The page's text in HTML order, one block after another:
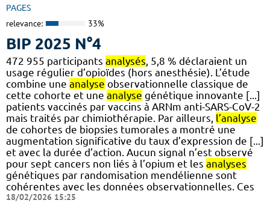
PAGES
relevance: 33%
BIP 2025 N°4
472 955 participants analysés, 5,8 % déclaraient un
usage régulier d’opioïdes (hors anesthésie). L’étude
combine une analyse observationnelle classique de
cette cohorte et une analyse génétique innovante [...]
patients vaccinés par vaccins à ARNm anti-SARS-CoV-2
mais traités par chimiothérapie. Par ailleurs, l’analyse
de cohortes de biopsies tumorales a montré une
augmentation significative du taux d’expression de [...]
et avec la durée d’action. Aucun signal n’est observé
pour sept cancers non liés à l’opium et les analyses
génétiques par randomisation mendélienne sont
cohérentes avec les données observationnelles. Ces
18/02/2026 15:25